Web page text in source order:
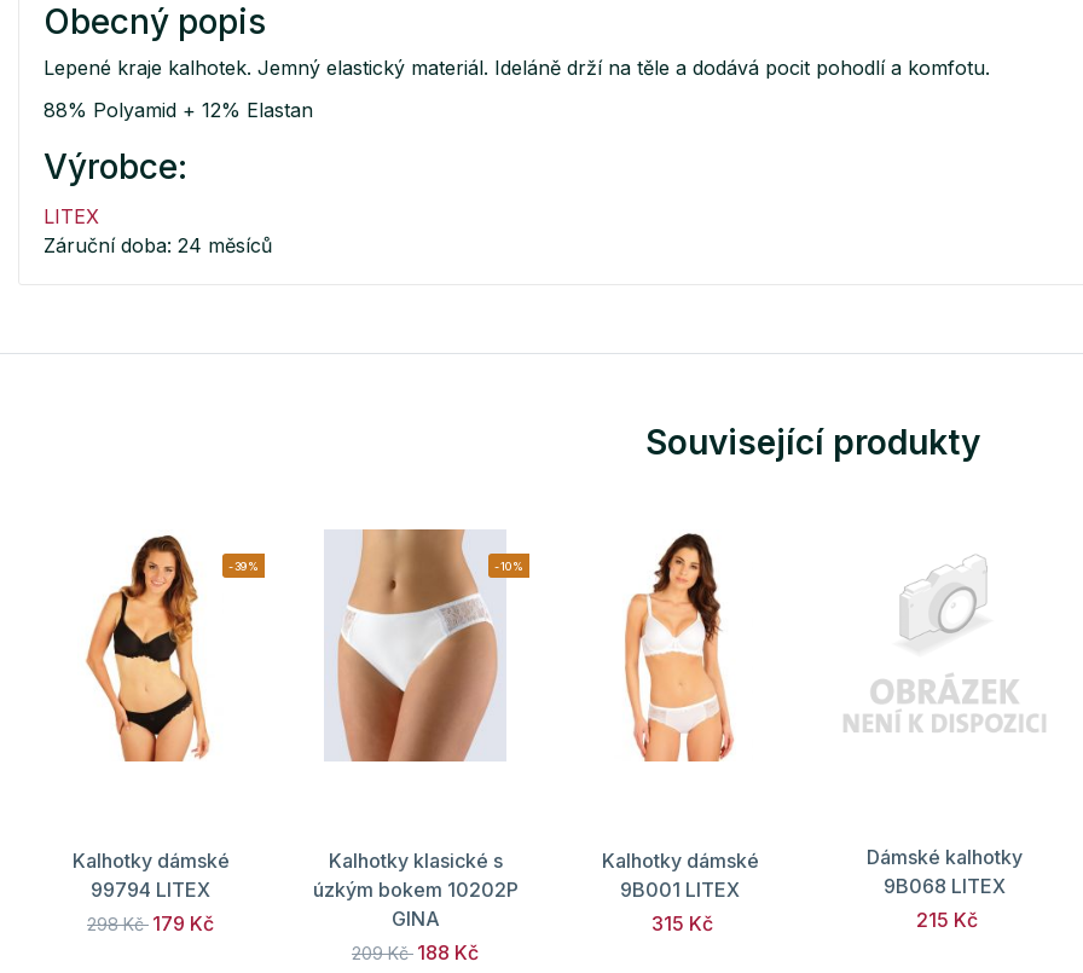
Obecný popis
Lepené kraje kalhotek. Jemný elastický materiál. Ideláně drží na těle a dodává pocit pohodlí a komfotu.
88% Polyamid + 12% Elastan
Výrobce:
LITEX
Záruční doba: 24 měsíců
Související produkty
-39%
Kalhotky dámské
99794 LITEX
298 Kč 179 Kč
-10%
Kalhotky klasické s
úzkým bokem 10202P
GINA
209 Kč 188 Kč
Kalhotky dámské
9B001 LITEX
315 Kč
Dámské kalhotky
9B068 LITEX
215 Kč